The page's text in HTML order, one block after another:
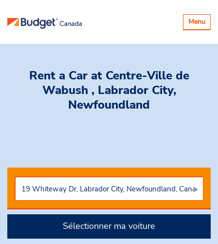
Basculer
la
Menu
Rent a Car at Centre-Ville de
Wabush , Labrador City,
Newfoundland
Sélectionner ma voiture